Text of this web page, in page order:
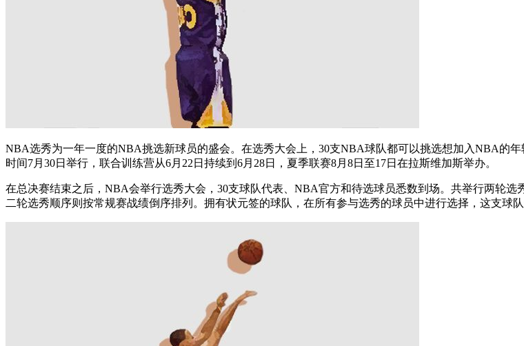
NBA选秀为一年一度的NBA挑选新球员的盛会。在选秀大会上，30支NBA球队都可以挑选想加入NBA的
时间7月30日举行，联合训练营从6月22日持续到6月28日，夏季联赛8月8日至17日在拉斯维加斯举办。
在总决赛结束之后，NBA会举行选秀大会，30支球队代表、NBA官方和待选球员悉数到场。共举行两轮
二轮选秀顺序则按常规赛战绩倒序排列。拥有状元签的球队，在所有参与选秀的球员中进行选择，这支球队